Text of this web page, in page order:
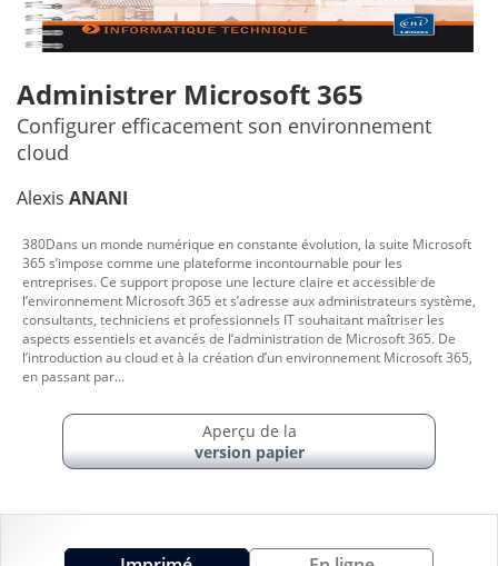
Administrer Microsoft 365
Configurer efficacement son environnement
cloud
Alexis ANANI
380Dans un monde numérique en constante évolution, la suite Microsoft
365 s’impose comme une plateforme incontournable pour les
entreprises. Ce support propose une lecture claire et accessible de
l’environnement Microsoft 365 et s’adresse aux administrateurs système,
consultants, techniciens et professionnels IT souhaitant maîtriser les
aspects essentiels et avancés de l’administration de Microsoft 365. De
l’introduction au cloud et à la création d’un environnement Microsoft 365,
en passant par...
Aperçu de la
version papier